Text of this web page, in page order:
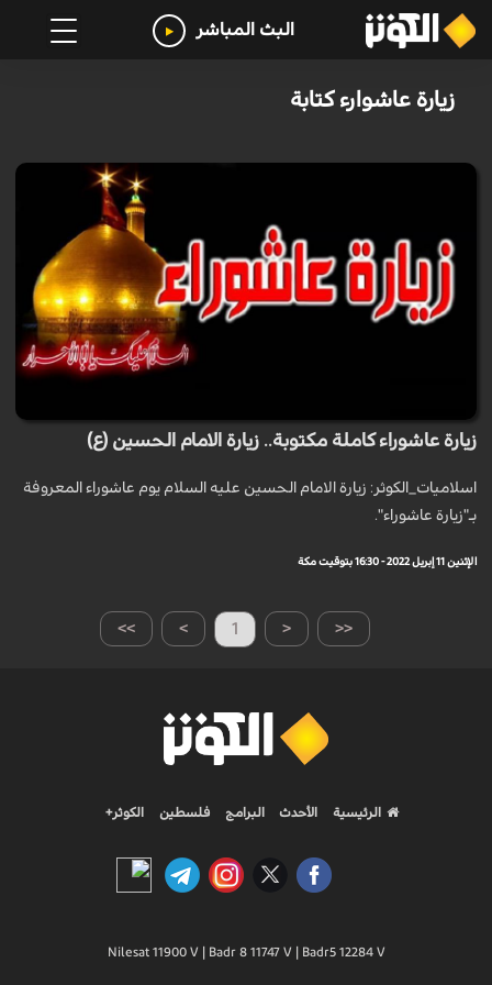
البث المباشر
زيارة عاشوارء كتابة
زيارة عاشوراء كاملة مكتوبة.. زيارة الامام الحسين (ع)
اسلاميات_الكوثر: زيارة الامام الحسين عليه السلام يوم عاشوراء المعروفة
بـ"زيارة عاشوراء".
الإثنين 11 إبريل 2022 - 16:30 بتوقيت مكة
>> > 1 < <<
الرئيسية الأحدث البرامج فلسطين الكوثر+
Nilesat 11900 V | Badr 8 11747 V | Badr5 12284 V